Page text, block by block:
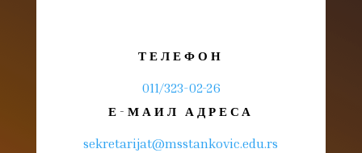
ТЕЛЕФОН
011/323-02-26
Е-МАИЛ АДРЕСА
sekretarijat@msstankovic.edu.rs